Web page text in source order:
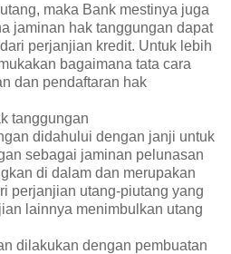
maka Bank mestinya juga
jaminan hak tanggungan dapat
perjanjian kredit. Untuk lebih
bagaimana tata cara
dan pendaftaran hak
tanggungan
didahului dengan janji untuk
sebagai jaminan pelunasan
di dalam dan merupakan
perjanjian utang-piutang yang
lainnya menimbulkan utang
dilakukan dengan pembuatan